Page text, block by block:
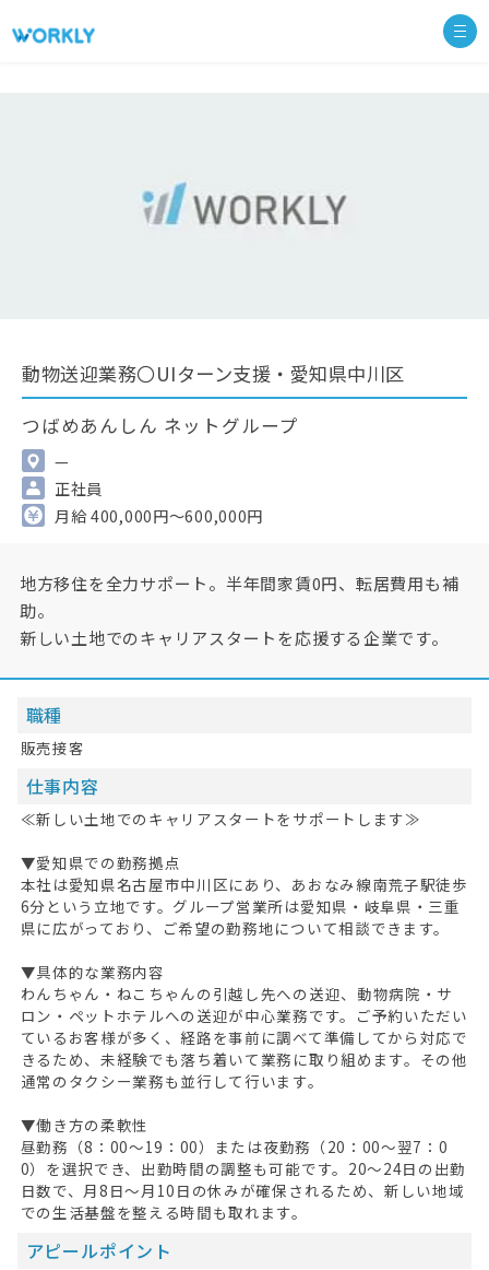
動物送迎業務〇UIターン支援・愛知県中川区
つばめあんしん ネットグループ
—
正社員
月給 400,000円～600,000円
地方移住を全力サポート。半年間家賃0円、転居費用も補
助。
新しい土地でのキャリアスタートを応援する企業です。
職種
販売接客
仕事内容
≪新しい土地でのキャリアスタートをサポートします≫
▼愛知県での勤務拠点
本社は愛知県名古屋市中川区にあり、あおなみ線南荒子駅徒歩
6分という立地です。グループ営業所は愛知県・岐阜県・三重
県に広がっており、ご希望の勤務地について相談できます。
▼具体的な業務内容
わんちゃん・ねこちゃんの引越し先への送迎、動物病院・サ
ロン・ペットホテルへの送迎が中心業務です。ご予約いただい
ているお客様が多く、経路を事前に調べて準備してから対応で
きるため、未経験でも落ち着いて業務に取り組めます。その他
通常のタクシー業務も並行して行います。
▼働き方の柔軟性
昼勤務（8：00～19：00）または夜勤務（20：00～翌7：0
0）を選択でき、出勤時間の調整も可能です。20～24日の出勤
日数で、月8日～月10日の休みが確保されるため、新しい地域
での生活基盤を整える時間も取れます。
アピールポイント